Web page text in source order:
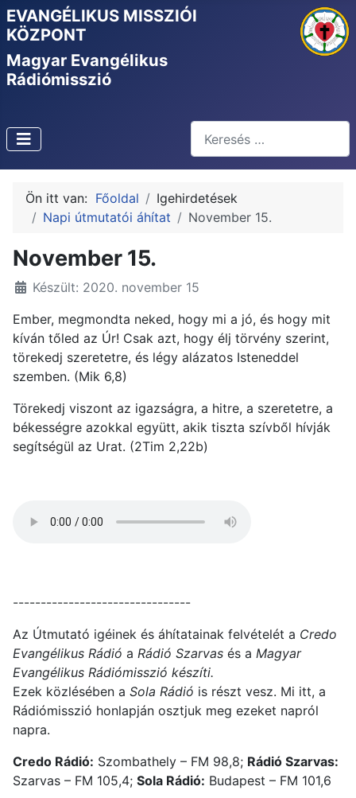
EVANGÉLIKUS MISSZIÓI
KÖZPONT
Magyar Evangélikus
Rádiómisszió
Type 2 or more characters
Ön itt van: Főoldal
Igehirdetések
Napi útmutatói áhítat
November 15.
November 15.
Készült: 2020. november 15
Ember, megmondta neked, hogy mi a jó, és hogy mit
kíván tőled az Úr! Csak azt, hogy élj törvény szerint,
törekedj szeretetre, és légy alázatos Isteneddel
szemben. (Mik 6,8)
Törekedj viszont az igazságra, a hitre, a szeretetre, a
békességre azokkal együtt, akik tiszta szívből hívják
segítségül az Urat. (2Tim 2,22b)
--------------------------------
Az Útmutató igéinek és áhítatainak felvételét a Credo
Evangélikus Rádió a Rádió Szarvas és a Magyar
Evangélikus Rádiómisszió készíti.
Ezek közlésében a Sola Rádió is részt vesz. Mi itt, a
Rádiómisszió honlapján osztjuk meg ezeket napról
napra.
Credo Rádió: Szombathely – FM 98,8; Rádió Szarvas:
Szarvas – FM 105,4; Sola Rádió: Budapest – FM 101,6